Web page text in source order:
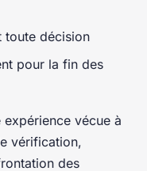
toute décision
pour la fin des
vécue à
vérification,
des